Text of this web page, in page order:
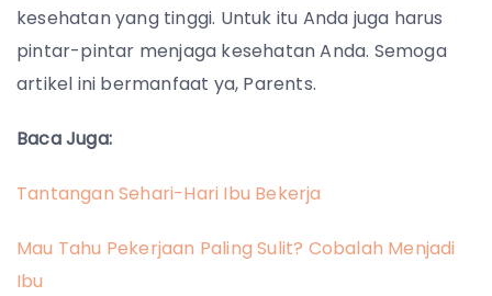
kesehatan yang tinggi. Untuk itu Anda juga harus
pintar-pintar menjaga kesehatan Anda. Semoga
artikel ini bermanfaat ya, Parents.
Baca Juga:
Tantangan Sehari-Hari Ibu Bekerja
Mau Tahu Pekerjaan Paling Sulit? Cobalah Menjadi
Ibu